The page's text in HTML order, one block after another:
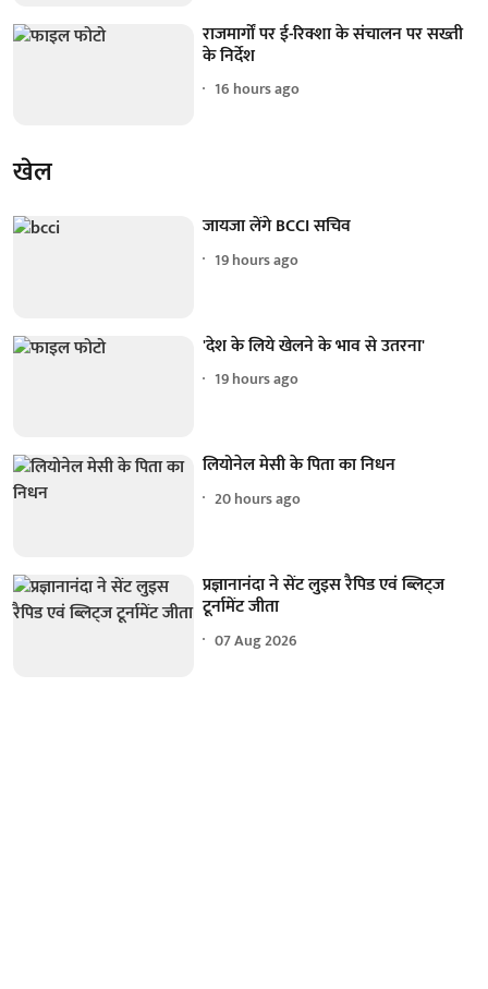
राजमार्गों पर ई-रिक्शा के संचालन पर सख्ती
के निर्देश
16 hours ago
खेल
जायजा लेंगे BCCI सचिव
19 hours ago
'देश के लिये खेलने के भाव से उतरना'
19 hours ago
लियोनेल मेसी के पिता का निधन
20 hours ago
प्रज्ञानानंदा ने सेंट लुइस रैपिड एवं ब्लिट्ज
टूर्नामेंट जीता
07 Aug 2026